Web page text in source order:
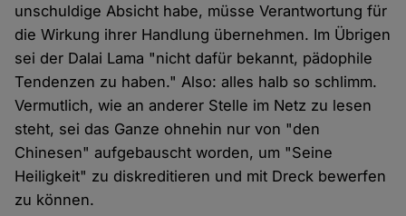
unschuldige Absicht habe, müsse Verantwortung für
die Wirkung ihrer Handlung übernehmen. Im Übrigen
sei der Dalai Lama "nicht dafür bekannt, pädophile
Tendenzen zu haben." Also: alles halb so schlimm.
Vermutlich, wie an anderer Stelle im Netz zu lesen
steht, sei das Ganze ohnehin nur von "den
Chinesen" aufgebauscht worden, um "Seine
Heiligkeit" zu diskreditieren und mit Dreck bewerfen
zu können.